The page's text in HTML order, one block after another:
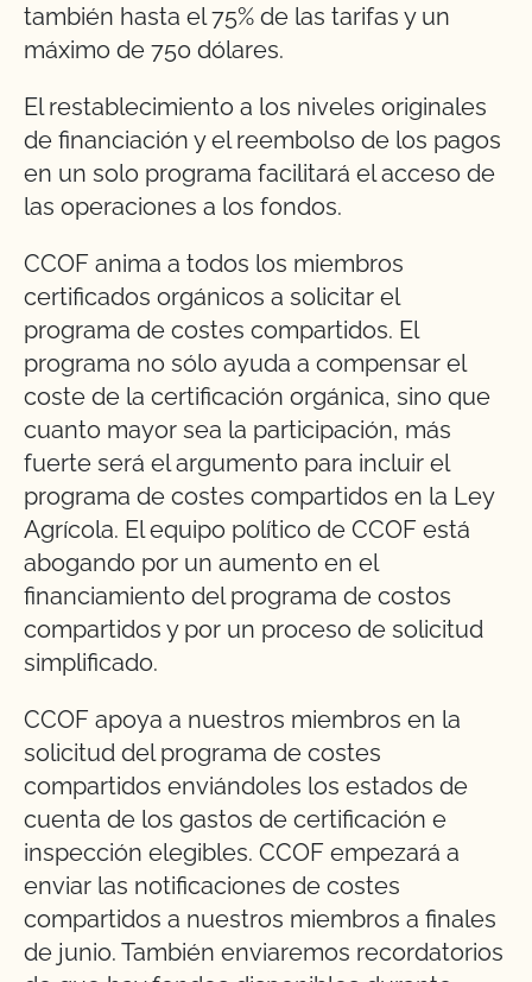
también hasta el 75% de las tarifas y un
máximo de 750 dólares.
El restablecimiento a los niveles originales
de financiación y el reembolso de los pagos
en un solo programa facilitará el acceso de
las operaciones a los fondos.
CCOF anima a todos los miembros
certificados orgánicos a solicitar el
programa de costes compartidos. El
programa no sólo ayuda a compensar el
coste de la certificación orgánica, sino que
cuanto mayor sea la participación, más
fuerte será el argumento para incluir el
programa de costes compartidos en la Ley
Agrícola. El equipo político de CCOF está
abogando por un aumento en el
financiamiento del programa de costos
compartidos y por un proceso de solicitud
simplificado.
CCOF apoya a nuestros miembros en la
solicitud del programa de costes
compartidos enviándoles los estados de
cuenta de los gastos de certificación e
inspección elegibles. CCOF empezará a
enviar las notificaciones de costes
compartidos a nuestros miembros a finales
de junio. También enviaremos recordatorios